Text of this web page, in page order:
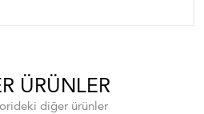
ÜRÜNLER
diğer ürünler